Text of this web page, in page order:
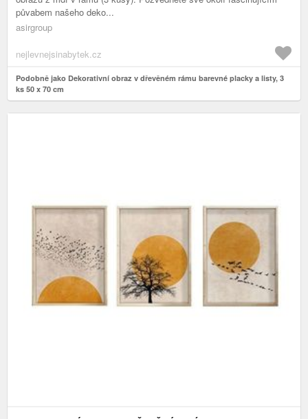
půvabem našeho deko...
asirgroup
nejlevnejsinabytek.cz
Podobně jako Dekorativní obraz v dřevěném rámu barevné placky a listy, 3
ks 50 x 70 cm